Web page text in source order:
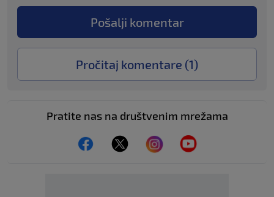
Pošalji komentar
Pročitaj komentare (1)
Pratite nas na društvenim mrežama